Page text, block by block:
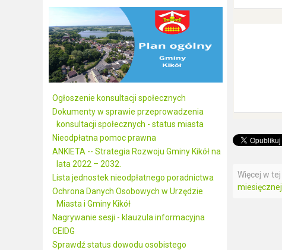
Ogłoszenie konsultacji społecznych
Dokumenty w sprawie przeprowadzenia
konsultacji społecznych - status miasta
Nieodpłatna pomoc prawna
ANKIETA -- Strategia Rozwoju Gminy Kikół na
lata 2022 – 2032.
Lista jednostek nieodpłatnego poradnictwa
Ochrona Danych Osobowych w Urzędzie
Miasta i Gminy Kikół
Nagrywanie sesji - klauzula informacyjna
CEIDG
Sprawdź status dowodu osobistego
Więcej w